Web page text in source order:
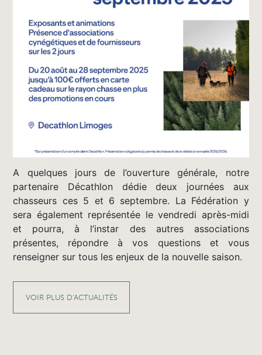
A quelques jours de l’ouverture générale, notre
partenaire Décathlon dédie deux journées aux
chasseurs ces 5 et 6 septembre. La Fédération y
sera également représentée le vendredi après-midi
et pourra, à l’instar des autres associations
présentes, répondre à vos questions et vous
renseigner sur tous les enjeux de la nouvelle saison.
VOIR PLUS D'ACTUALITÉS